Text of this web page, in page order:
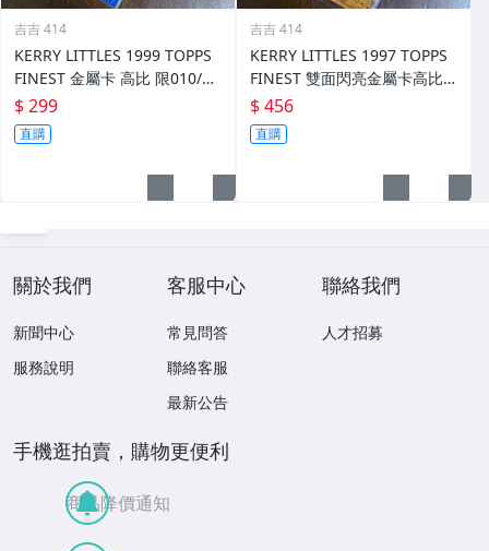
吉吉 414
KERRY LITTLES 1999 TOPPS
FINEST 金屬卡 高比 限010/75
0 前後如圖
$ 299
直購
吉吉 414
KERRY LITTLES 1997 TOPPS
FINEST 雙面閃亮金屬卡高比 R
EF 限135/289 前後如圖
$ 456
直購
關於我們
新聞中心
服務說明
客服中心
常見問答
聯絡客服
最新公告
聯絡我們
人才招募
手機逛拍賣，購物更便利
商品降價通知